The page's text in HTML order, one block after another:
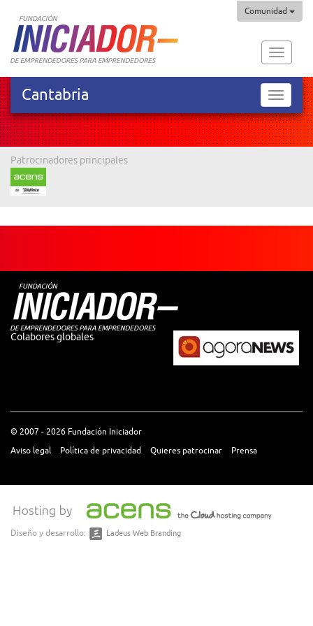
Comunidad
Cantabria
Patrocinadores principales
Colabores globales
© 2007 - 2026 Fundación Iniciador
Aviso legal Política de privacidad Quieres patrocinar Prensa
Diseño y desarrollo: Ladeus Web Branding